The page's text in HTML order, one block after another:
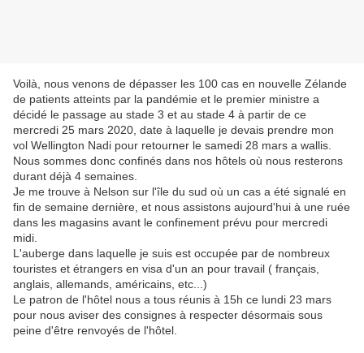
Voilà, nous venons de dépasser les 100 cas en nouvelle Zélande
de patients atteints par la pandémie et le premier ministre a
décidé le passage au stade 3 et au stade 4 à partir de ce
mercredi 25 mars 2020, date à laquelle je devais prendre mon
vol Wellington Nadi pour retourner le samedi 28 mars a wallis.
Nous sommes donc confinés dans nos hôtels où nous resterons
durant déjà 4 semaines.
Je me trouve à Nelson sur l'île du sud où un cas a été signalé en
fin de semaine dernière, et nous assistons aujourd'hui à une ruée
dans les magasins avant le confinement prévu pour mercredi
midi.
L'auberge dans laquelle je suis est occupée par de nombreux
touristes et étrangers en visa d'un an pour travail ( français,
anglais, allemands, américains, etc...)
Le patron de l'hôtel nous a tous réunis à 15h ce lundi 23 mars
pour nous aviser des consignes à respecter désormais sous
peine d'être renvoyés de l'hôtel.